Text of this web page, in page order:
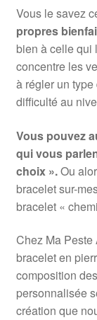
Vous le savez
propres
bien à celle qui
concentre les
à régler un
difficulté au
Vous pouvez
qui vous
choix ».Ou
bracelet sur-
bracelet «
Chez Ma Peste
bracelet en
composition
personnalisée
création que